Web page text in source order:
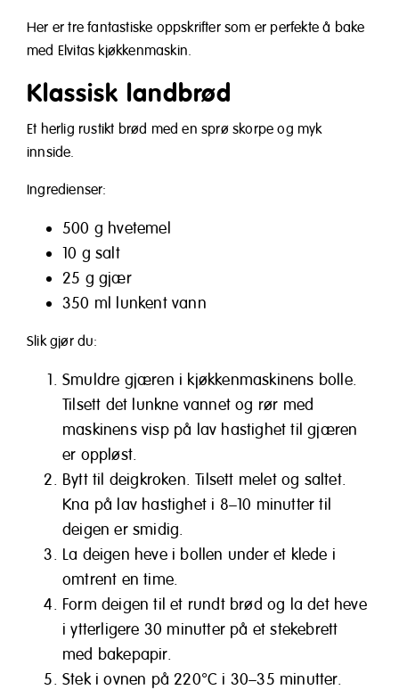
Her er tre fantastiske oppskrifter som er perfekte å bake
med Elvitas kjøkkenmaskin.
Klassisk landbrød
Et herlig rustikt brød med en sprø skorpe og myk
innside.
Ingredienser:
500 g hvetemel
10 g salt
25 g gjær
350 ml lunkent vann
Slik gjør du:
Smuldre gjæren i kjøkkenmaskinens bolle.
Tilsett det lunkne vannet og rør med
maskinens visp på lav hastighet til gjæren
er oppløst.
Bytt til deigkroken. Tilsett melet og saltet.
Kna på lav hastighet i 8–10 minutter til
deigen er smidig.
La deigen heve i bollen under et klede i
omtrent en time.
Form deigen til et rundt brød og la det heve
i ytterligere 30 minutter på et stekebrett
med bakepapir.
Stek i ovnen på 220°C i 30–35 minutter.